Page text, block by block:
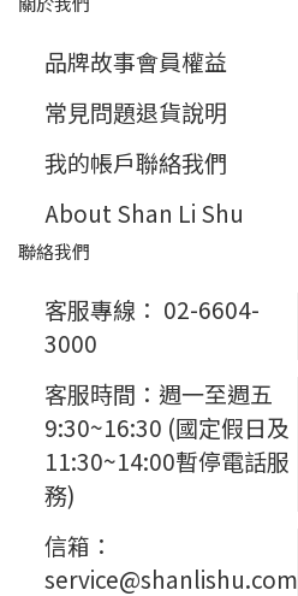
品牌故事會員權益
常見問題退貨說明
我的帳戶聯絡我們
About Shan Li Shu
聯絡我們
客服專線： 02-6604-
3000
客服時間：週一至週五
9:30~16:30 (國定假日及
11:30~14:00暫停電話服
務)
信箱：
service@shanlishu.com